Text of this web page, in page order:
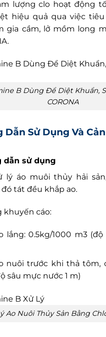
lượng clo hoạt động
hiệu quả qua việc
gia cầm, lở mồm long
B Dùng Để Diệt Khuẩn,
CORONA
Dẫn Sử Dụng Và
dẫn sử dụng
lý áo muôi thủy hải
tát đều khắp ao.
khuyến cáo:
lắng: 0.5kg/1000 m3
nuôi trước khi thả tôm,
sâu mực nước 1 m)
Ao Nuôi Thủy Sản Bằng